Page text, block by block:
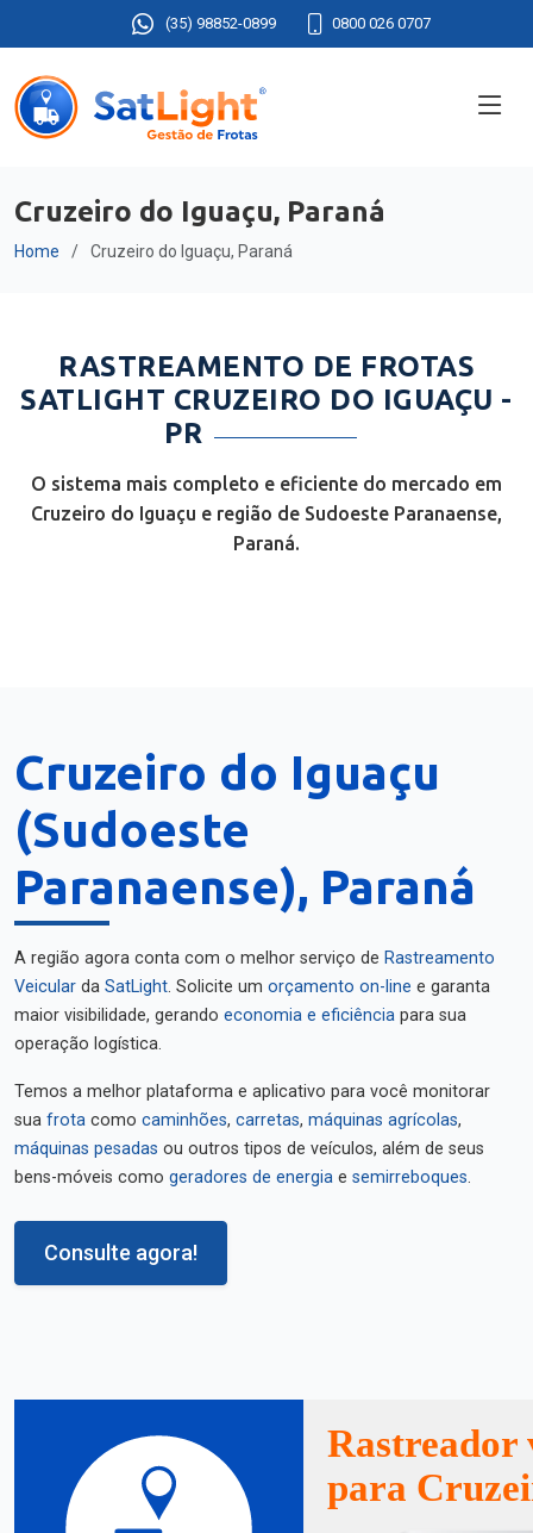
(35) 98852-0899 0800 026 0707
Cruzeiro do Iguaçu, Paraná
Home Cruzeiro do Iguaçu, Paraná
RASTREAMENTO DE FROTAS
SATLIGHT CRUZEIRO DO IGUAÇU -
PR
O sistema mais completo e eficiente do mercado em
Cruzeiro do Iguaçu e região de Sudoeste Paranaense,
Paraná.
Cruzeiro do Iguaçu
(Sudoeste
Paranaense), Paraná
A região agora conta com o melhor serviço de Rastreamento
Veicular da SatLight. Solicite um orçamento on-line e garanta
maior visibilidade, gerando economia e eficiência para sua
operação logística.
Temos a melhor plataforma e aplicativo para você monitorar
sua frota como caminhões, carretas, máquinas agrícolas,
máquinas pesadas ou outros tipos de veículos, além de seus
bens-móveis como geradores de energia e semirreboques.
Consulte agora!
Rastreador
para